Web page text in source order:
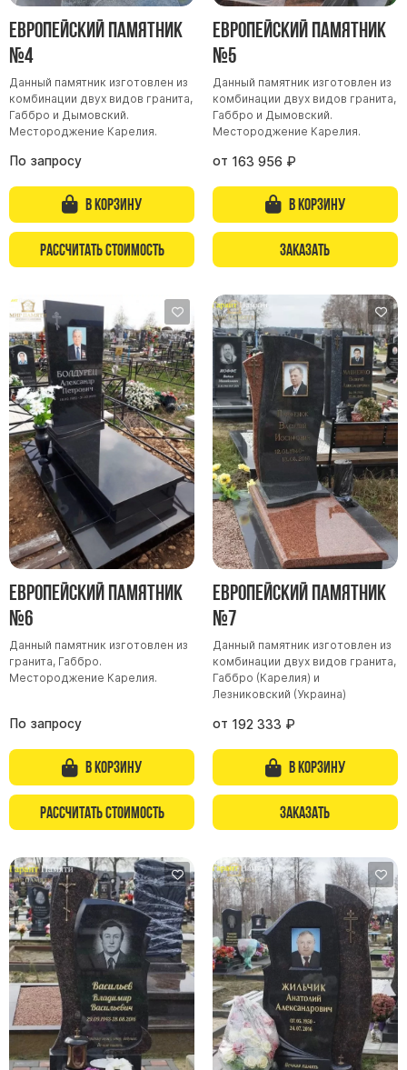
Цоколь из гранита
Ограды из гранита
Ограды из чугуна
Столбы для ограды чугун
Ограды металл
Столы и лавки
Тротуарная плитка
Вазы полимерные
Подсвечники
Венки
Вазы из гранита
Скульптуры в полный рост
Скульптуры "Ангел" литиевые
Барельефы
Кресты
Голуби
Распятие
Скорбящие
Цветы
Европейский памятник
№4
Данный памятник изготовлен из
комбинации двух видов гранита,
Габбро и Дымовский.
Местороджение Карелия.
По запросу
В корзину
Рассчитать стоимость
Европейский памятник
№5
Данный памятник изготовлен из
комбинации двух видов гранита,
Габбро и Дымовский.
Местороджение Карелия.
от 163 956 ₽
В корзину
Заказать
Европейский памятник
№6
Данный памятник изготовлен из
гранита, Габбро.
Местороджение Карелия.
По запросу
В корзину
Рассчитать стоимость
Европейский памятник
№7
Данный памятник изготовлен из
комбинации двух видов гранита,
Габбро (Карелия) и
Лезниковский (Украина)
от 192 333 ₽
В корзину
Заказать